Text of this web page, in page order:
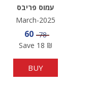
עמוס פריבס
March-2025
Sale price
60 Price
78
Save 18 ₪
BUY